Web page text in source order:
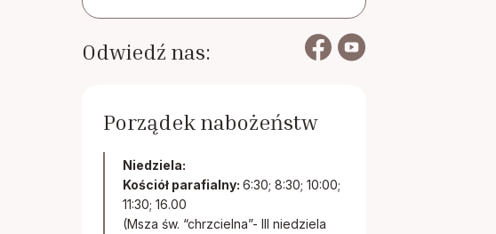
Odwiedź nas:
Porządek nabożeństw
Niedziela:
Kościół parafialny: 6:30; 8:30; 10:00;
11:30; 16.00
(Msza św. “chrzcielna”- III niedziela